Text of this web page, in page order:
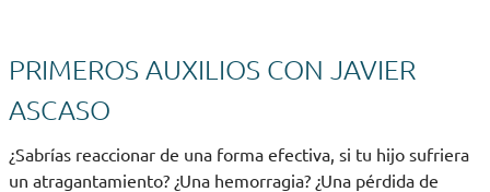
PRIMEROS AUXILIOS CON JAVIER
ASCASO
¿Sabrías reaccionar de una forma efectiva, si tu hijo sufriera
un atragantamiento? ¿Una hemorragia? ¿Una pérdida de